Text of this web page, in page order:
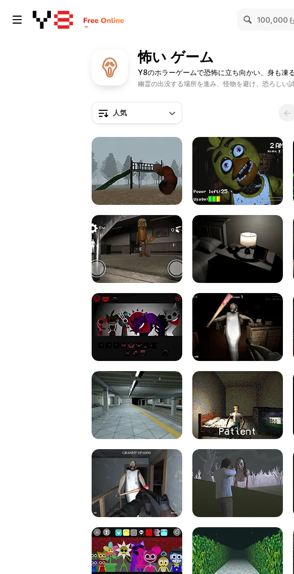
怖い ゲーム
Y8のホラーゲームで恐怖に立ち向かい、身も凍
幽霊の出没する場所を進み、怪物を避け、恐ろしい
人気